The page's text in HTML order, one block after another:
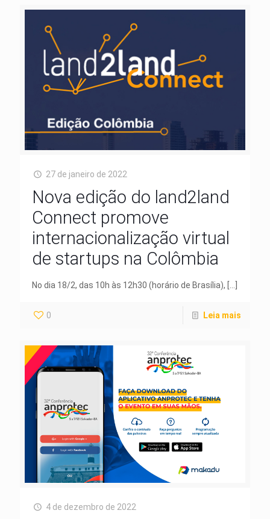
27 de janeiro de 2022
Nova edição do land2land
Connect promove
internacionalização virtual
de startups na Colômbia
No dia 18/2, das 10h às 12h30 (horário de Brasília), […]
0 Leia mais
4 de dezembro de 2022